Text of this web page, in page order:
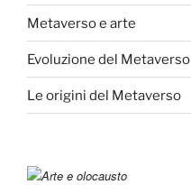
Metaverso e arte
Evoluzione del Metaverso
Le origini del Metaverso